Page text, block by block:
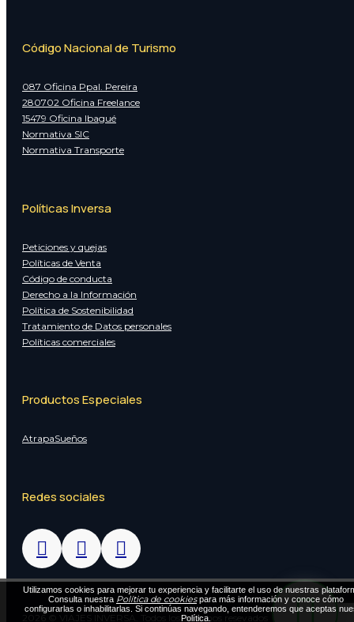
Código Nacional de Turismo
087 Oficina Ppal. Pereira
280702 Oficina Freelance
15479 Oficina Ibagué
Normativa SIC
Normativa Transporte
Políticas Inversa
Peticiones y quejas
Políticas de Venta
Código de conducta
Derecho a la Información
Política de Sostenibilidad
Tratamiento de Datos personales
Políticas comerciales
Productos Especiales
AtrapaSueños
Redes sociales
2026 © VIAJES INVERSA. Todos los derechos resevados
Utilizamos cookies para mejorar tu experiencia y facilitarte el uso de nuestras
Consulta nuestra Política de cookiespara más información y conoce cómo
configurarlas o inhabilitarlas. Si continúas navegando, entenderemos que aceptas
Política.